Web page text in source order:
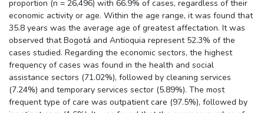
proportion (n = 26,496) with 66.9% of cases, regardless of their
economic activity or age. Within the age range, it was found that
35.8 years was the average age of greatest affectation. It was
observed that Bogotá and Antioquia represent 52.3% of the
cases studied. Regarding the economic sectors, the highest
frequency of cases was found in the health and social
assistance sectors (71.02%), followed by cleaning services
(7.24%) and temporary services sector (5.89%). The most
frequent type of care was outpatient care (97.5%), followed by